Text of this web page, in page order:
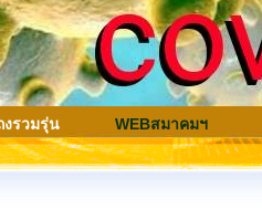
งรวมรุ่น WEBสมาคมฯ